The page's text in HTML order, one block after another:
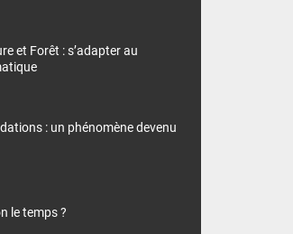
et Forêt : s’adapter au
: un phénomène devenu
le temps ?